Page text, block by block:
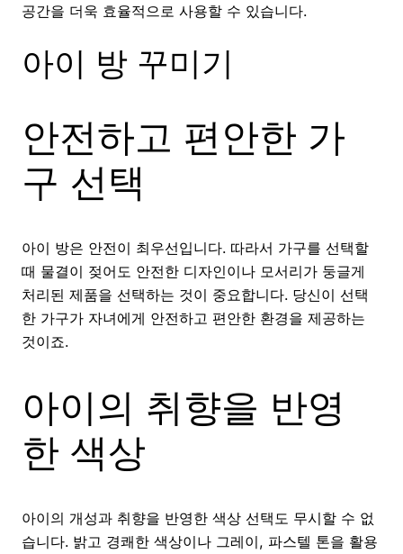
공간을 더욱 효율적으로 사용할 수 있습니다.
아이 방 꾸미기
안전하고 편안한 가
구 선택
아이 방은 안전이 최우선입니다. 따라서 가구를 선택할
때 물결이 젖어도 안전한 디자인이나 모서리가 둥글게
처리된 제품을 선택하는 것이 중요합니다. 당신이 선택
한 가구가 자녀에게 안전하고 편안한 환경을 제공하는
것이죠.
아이의 취향을 반영
한 색상
아이의 개성과 취향을 반영한 색상 선택도 무시할 수 없
습니다. 밝고 경쾌한 색상이나 그레이, 파스텔 톤을 활용